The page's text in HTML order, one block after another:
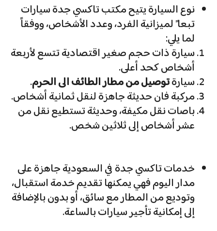
نوع السيارة يتيح مكتب تاكسي جدة سيارات
تبعا ً لميزانية الفرد، وعدد الأشخاص، ووفقاً
لما يلي:
سيارة ذات حجم صغير اقتصادية تتسع لأربعة
أشخاص كحد أعلى.
سيارةتوصيل من مطار الطائف الى الحرم.
مركبة فان حديثة جاهزة لنقل ثمانية أشخاص.
باصات نقل مكيفة، وحديثة تستطيع نقل من
عشر أشخاص إلى ثلاثين شخص.
خدمات تاكسي جدة في السعودية جاهزة على
مدار اليوم فهي يمكنها تقديم خدمة استقبال،
وتوديع من المطار مع سائق، أو بدون بالإضافة
إلى إمكانية تأجير سيارات بالساعة.